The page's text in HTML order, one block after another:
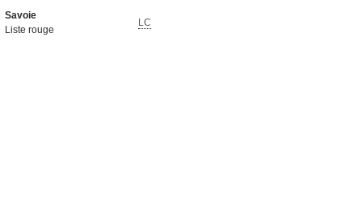
Savoie
Liste rouge
LC